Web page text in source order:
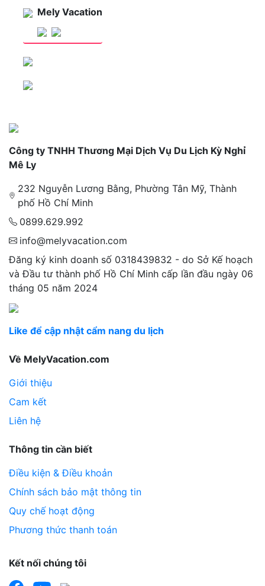
Mely Vacation
Công ty TNHH Thương Mại Dịch Vụ Du Lịch Kỳ Nghỉ
Mê Ly
232 Nguyễn Lương Bằng, Phường Tân Mỹ, Thành
phố Hồ Chí Minh
0899.629.992
info@melyvacation.com
Đăng ký kinh doanh số 0318439832 - do Sở Kế hoạch
và Đầu tư thành phố Hồ Chí Minh cấp lần đầu ngày 06
tháng 05 năm 2024
Like để cập nhật cẩm nang du lịch
Về MelyVacation.com
Giới thiệu
Cam kết
Liên hệ
Thông tin cần biết
Điều kiện & Điều khoản
Chính sách bảo mật thông tin
Quy chế hoạt động
Phương thức thanh toán
Kết nối chúng tôi